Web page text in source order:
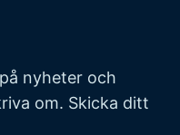
nyheter och
om. Skicka ditt